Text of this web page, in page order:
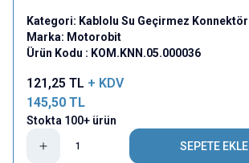
Kategori: Kablolu Su Geçirmez Konnektör
Marka: Motorobit
Ürün Kodu : KOM.KNN.05.000036
121,25 TL + KDV
145,50 TL
Stokta 100+ ürün
SEPETE EKLE